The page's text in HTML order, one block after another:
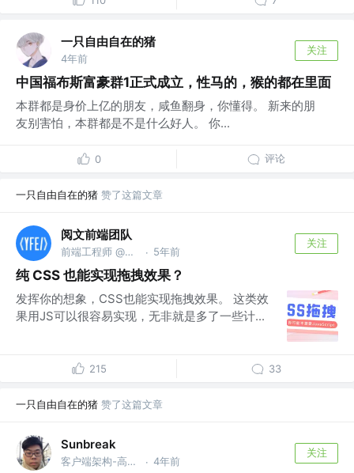
一只自由自在的猪
4年前
关注
中国福布斯富豪群1正式成立，性马的，猴的都在里面
本群都是身价上亿的朋友，咸鱼翻身，你懂得。 新来的朋
友别害怕，本群都是不是什么好人。 你...
0 评论
一只自由自在的猪 赞了这篇文章
阅文前端团队
前端工程师 @上海阅文信息技术有限公司 · 5年前
关注
纯 CSS 也能实现拖拽效果？
发挥你的想象，CSS也能实现拖拽效果。 这类效
果用JS可以很容易实现，无非就是多了一些计...
215 33
一只自由自在的猪 赞了这篇文章
Sunbreak
客户端架构-高级工程师 @蚂蚁集团（上海） · 4年前
关注